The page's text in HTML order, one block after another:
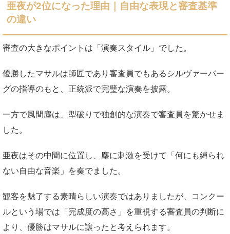
亜夜が2位になった理由｜自由な表現と審査基準
の違い
審査の大きなポイントは「演奏スタイル」でした。
優勝したマサルは師匠であり審査員でもあるシルヴァーバー
グの指導のもと、正統派で完璧な演奏を披露。
一方で風間塵は、型破りで独創的な演奏で審査員を驚かせま
した。
亜夜はその中間に位置し、塵に刺激を受けて「何にも縛られ
ない自由な音楽」を奏でました。
観客を魅了する素晴らしい演奏ではありましたが、コンクー
ルという場では「完成度の高さ」を重視する審査員の判断に
より、優勝はマサルに譲ったと考えられます。